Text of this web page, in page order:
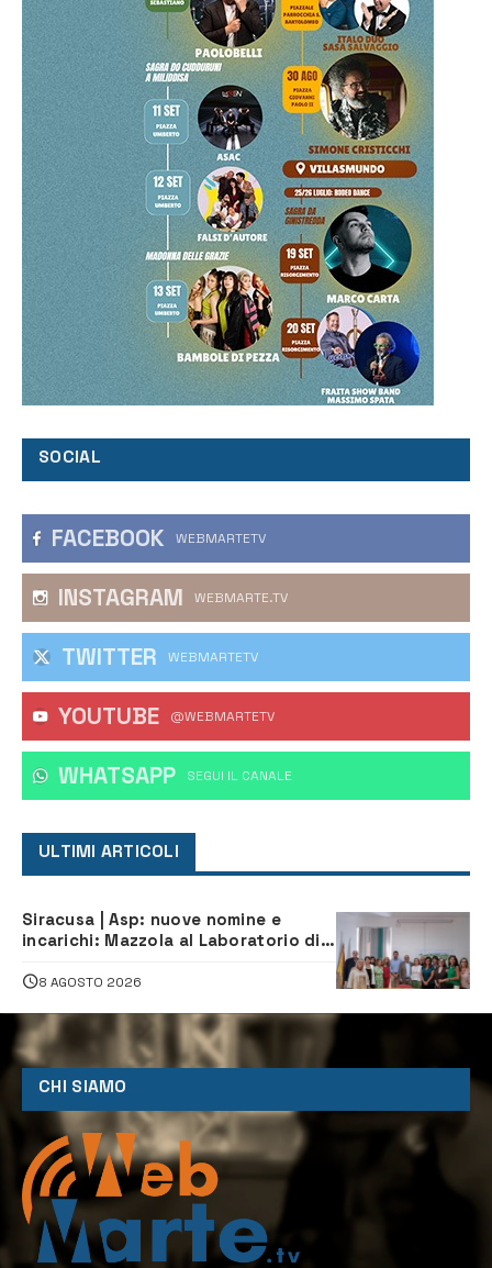
SOCIAL
FACEBOOK WEBMARTETV
INSTAGRAM WEBMARTE.TV
TWITTER WEBMARTETV
YOUTUBE @WEBMARTETV
WHATSAPP ‎SEGUI IL CANALE
ULTIMI ARTICOLI
Siracusa | Asp: nuove nomine e
incarichi: Mazzola al Laboratorio di
Servizio Legale
8 AGOSTO 2026
CHI SIAMO